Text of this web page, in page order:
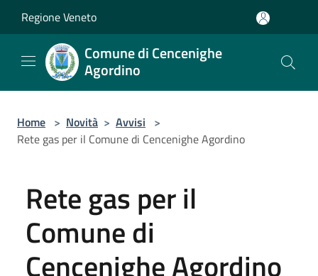
Regione Veneto
Comune di Cencenighe
Agordino
Home > Novità > Avvisi >
Rete gas per il Comune di Cencenighe Agordino
Rete gas per il
Comune di
Cencenighe Agordino